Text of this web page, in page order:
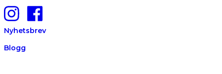
Nyhetsbrev
Blogg